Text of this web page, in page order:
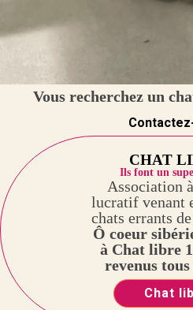
Vous recherchez un
CHAT
Ils font un
Association
lucratif venant
chats errants
Ô coeur
à Chat libre
revenus
Chat